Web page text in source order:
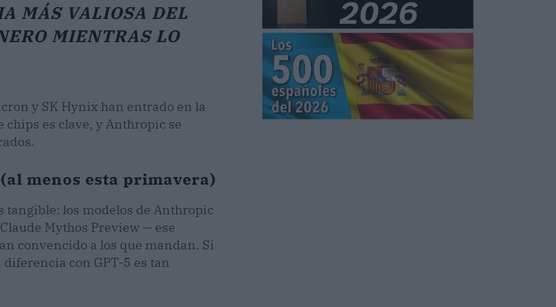
MÁS VALIOSA DEL
MIENTRAS LO
y SK Hynix han entrado en la
es clave, y Anthropic se
menos esta primavera)
tangible: los modelos de Anthropic
Mythos Preview — ese
convencido a los que mandan. Si
con GPT-5 es tan